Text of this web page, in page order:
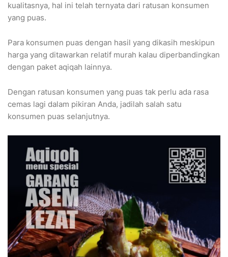
kualitasnya, hal ini telah ternyata dari ratusan konsumen
yang puas.
Para konsumen puas dengan hasil yang dikasih meskipun
harga yang ditawarkan relatif murah kalau diperbandingkan
dengan paket aqiqah lainnya.
Dengan ratusan konsumen yang puas tak perlu ada rasa
cemas lagi dalam pikiran Anda, jadilah salah satu
konsumen puas selanjutnya.